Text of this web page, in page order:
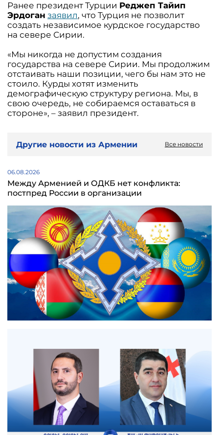
Ранее президент Турции Реджеп Тайип
Эрдоган заявил, что Турция не позволит
создать независимое курдское государство
на севере Сирии.
«Мы никогда не допустим создания
государства на севере Сирии. Мы продолжим
отстаивать наши позиции, чего бы нам это не
стоило. Курды хотят изменить
демографическую структуру региона. Мы, в
свою очередь, не собираемся оставаться в
стороне», – заявил президент.
Другие новости из Армении Все новости
06.08.2026
Между Арменией и ОДКБ нет конфликта:
постпред России в организации